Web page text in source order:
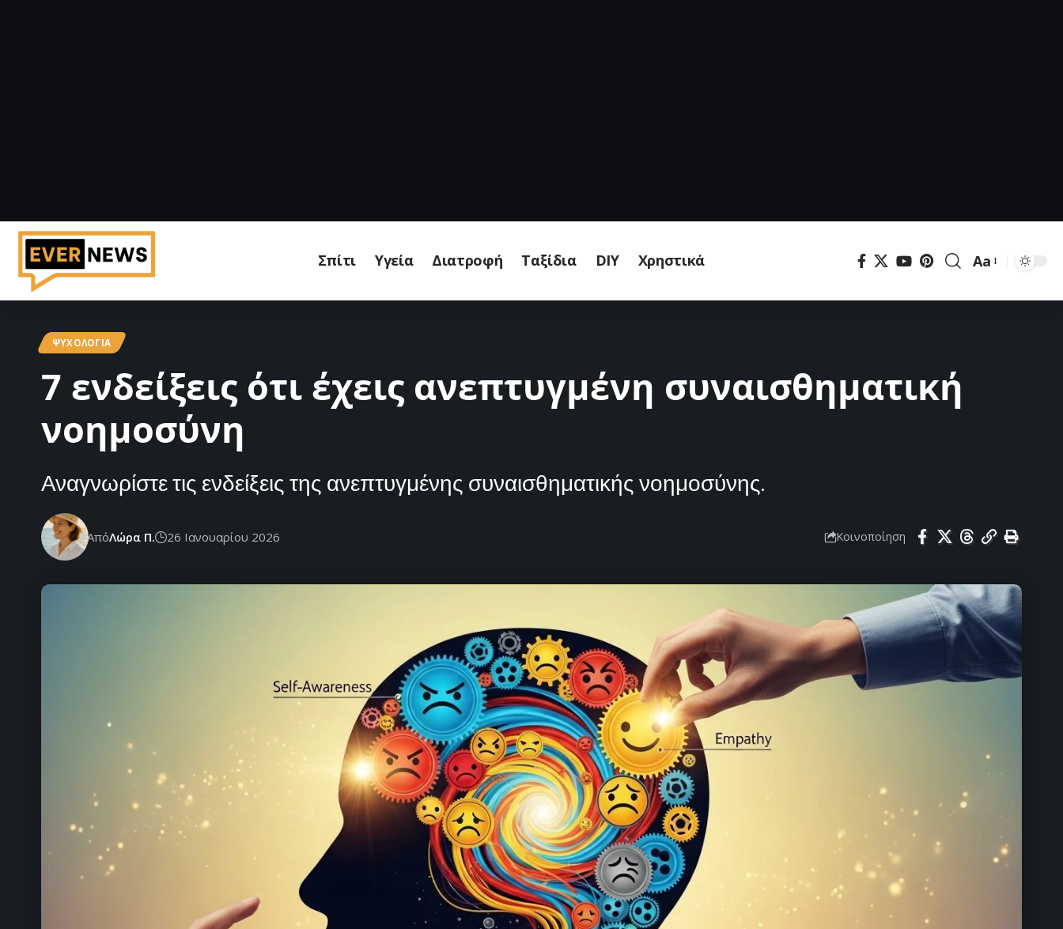
Σπίτι Υγεία Διατροφή Ταξίδια DIY Χρηστικά
Μεγέθυνση
Aa
ΨΥΧΟΛΟΓΊΑ
7 ενδείξεις ότι έχεις ανεπτυγμένη συναισθηματική
νοημοσύνη
Αναγνωρίστε τις ενδείξεις της ανεπτυγμένης συναισθηματικής νοημοσύνης.
ΑπόΛώρα Π. 26 Ιανουαρίου 2026 Κοινοποίηση